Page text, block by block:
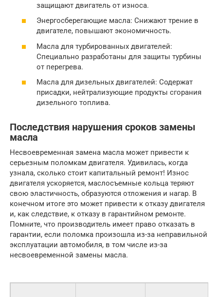
защищают двигатель от износа.
Энергосберегающие масла: Снижают трение в
двигателе, повышают экономичность.
Масла для турбированных двигателей:
Специально разработаны для защиты турбины
от перегрева.
Масла для дизельных двигателей: Содержат
присадки, нейтрализующие продукты сгорания
дизельного топлива.
Последствия нарушения сроков замены
масла
Несвоевременная замена масла может привести к
серьезным поломкам двигателя. Удивилась, когда
узнала, сколько стоит капитальный ремонт! Износ
двигателя ускоряется, маслосъемные кольца теряют
свою эластичность, образуются отложения и нагар. В
конечном итоге это может привести к отказу двигателя
и, как следствие, к отказу в гарантийном ремонте.
Помните, что производитель имеет право отказать в
гарантии, если поломка произошла из-за неправильной
эксплуатации автомобиля, в том числе из-за
несвоевременной замены масла.